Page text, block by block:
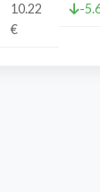
10.22
€
-